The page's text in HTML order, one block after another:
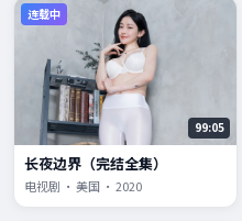
连载中
99:05
长夜边界（完结全集）
电视剧 · 美国 · 2020